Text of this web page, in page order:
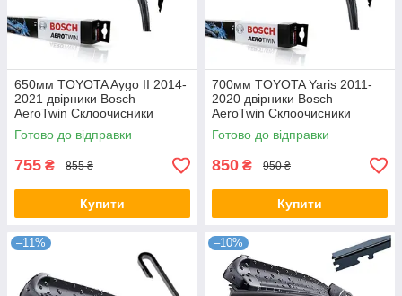
650мм TOYOTA Aygo II 2014-
2021 двірники Bosch
AeroTwin Склоочисники
Готово до відправки
755 ₴ 855 ₴
Купити
700мм TOYOTA Yaris 2011-
2020 двірники Bosch
AeroTwin Склоочисники
Готово до відправки
850 ₴ 950 ₴
Купити
–11% –10%